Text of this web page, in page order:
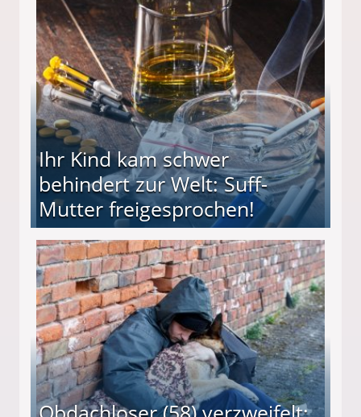
(34) in den finanziellen Ruin!
Ihr Kind kam schwer
behindert zur Welt: Suff-
Mutter freigesprochen!
Mutter freigesprochen!